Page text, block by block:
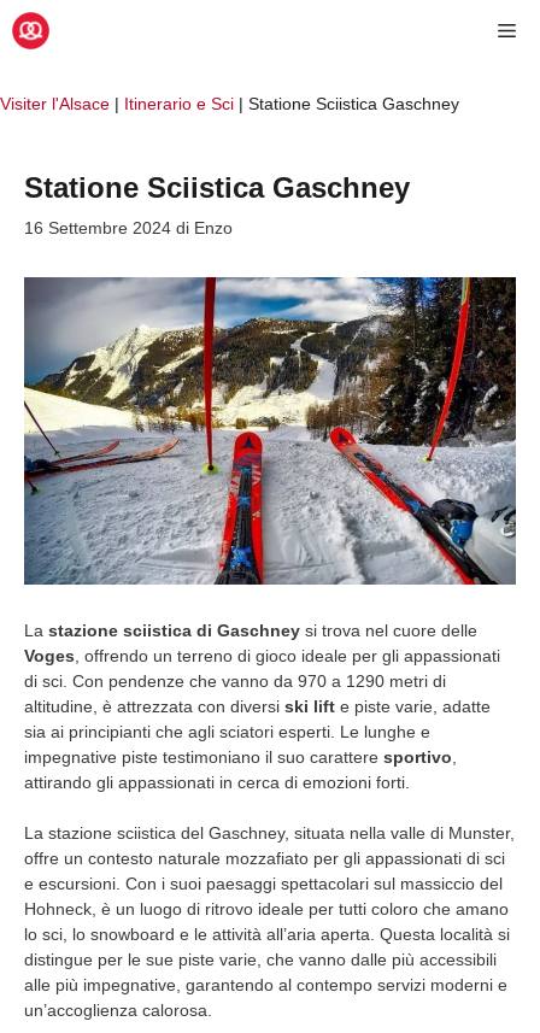
Vai
Visiter l'Alsace | Itinerario e Sci | Statione Sciistica Gaschney
Statione Sciistica Gaschney
16 Settembre 2024 di Enzo
La stazione sciistica di Gaschney si trova nel cuore delle
Voges , offrendo un terreno di gioco ideale per gli appassionati
di sci. Con pendenze che vanno da 970 a 1290 metri di
altitudine, è attrezzata con diversi ski lift e piste varie, adatte
sia ai principianti che agli sciatori esperti. Le lunghe e
impegnative piste testimoniano il suo carattere sportivo
attirando gli appassionati in cerca di emozioni forti.
La stazione sciistica del Gaschney, situata nella valle di Munster,
offre un contesto naturale mozzafiato per gli appassionati di sci
e escursioni. Con i suoi paesaggi spettacolari sul massiccio del
Hohneck, è un luogo di ritrovo ideale per tutti coloro che amano
lo sci, lo snowboard e le attività all’aria aperta. Questa località si
distingue per le sue piste varie, che vanno dalle più accessibili
alle più impegnative, garantendo al contempo servizi moderni e
un’accoglienza calorosa.